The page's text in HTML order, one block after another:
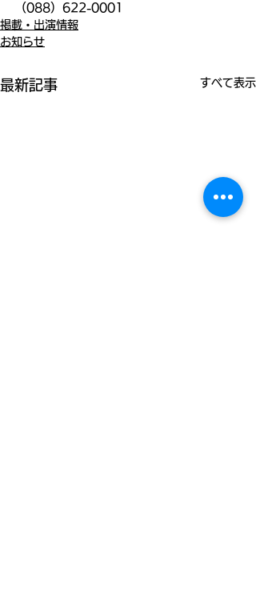
（088）622-0001
掲載・出演情報
お知らせ
最新記事 すべて表示